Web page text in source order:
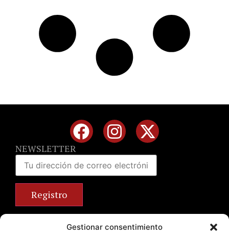
Gestionar consentimiento
NEWSLETTER
+34 963 672 314